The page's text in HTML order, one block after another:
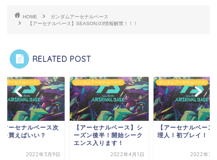
HOME
ガンダムアーセナルベース
【アーセナルベース】SEASON:03情報解禁！！！
RELATED POST
ムアーセナルベース
ーセナルベース】シ
ン後半！開始シーク
2022年4月1日
ガンダムアーセナルベース
【アーセナルベース】管
理人！初プレイ！
2022年3月28日
ガンダムアーセナルベース
ねぇアーセナルベー
は何を買えばいい？
2022年3